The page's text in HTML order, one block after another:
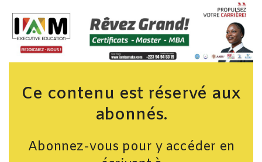
Ce contenu est réservé aux
abonnés.
Abonnez-vous pour y accéder en